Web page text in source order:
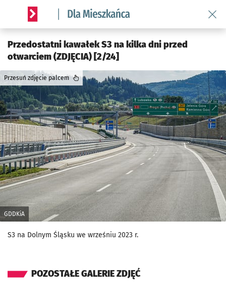
Serwis informacyjny wroclaw.pl podserwis: Dla mieszkańca
Przedostatni kawałek S3 na kilka dni przed
otwarciem (ZDJĘCIA) [2/24]
GDDKiA
Przesuń zdjęcie palcem
S3 na Dolnym Śląsku we wrześniu 2023 r.
POZOSTAŁE GALERIE ZDJĘĆ